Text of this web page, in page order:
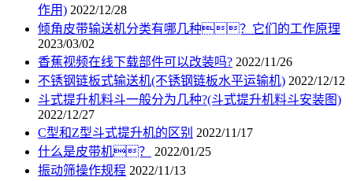
作用) 2022/12/28
倾角皮带输送机分类有哪几种？它们的工作原理
2023/03/02
香蕉视频在线下载部件可以改装吗? 2022/11/26
不锈钢链板式输送机(不锈钢链板水平运输机) 2022/12/12
斗式提升机料斗一般分为几种?(斗式提升机料斗安装图)
2022/12/27
C型和Z型斗式提升机的区别 2022/11/17
什么是皮带机？
2022/01/25
振动筛操作规程 2022/11/13